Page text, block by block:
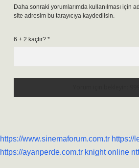
Daha sonraki yorumlarımda kullanılması için
site adresim bu tarayıcıya kaydedilsin.
6 + 2 kaçtır? *
https://www.sinemaforum.com.tr https://
https://ayanperde.com.tr knight online